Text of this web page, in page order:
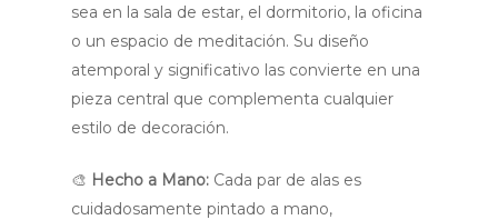
sea en la sala de estar, el dormitorio, la oficina
o un espacio de meditación. Su diseño
atemporal y significativo las convierte en una
pieza central que complementa cualquier
estilo de decoración.
🎨 Hecho a Mano: Cada par de alas es
cuidadosamente pintado a mano,